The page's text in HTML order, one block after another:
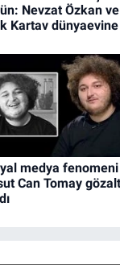
Nevzat Özkan ve
Kartav
medya fenomeni
Can Tomay